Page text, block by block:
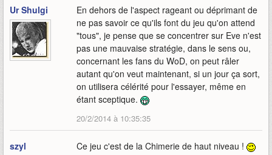
Ur Shulgi
En dehors de l'aspect rageant ou déprimant de
ne pas savoir ce qu'ils font du jeu qu'on attend
"tous", je pense que se concentrer sur Eve n'est
pas une mauvaise stratégie, dans le sens ou,
concernant les fans du WoD, on peut râler
autant qu'on veut maintenant, si un jour ça sort,
on utilisera célérité pour l'essayer, même en
étant sceptique.
20/2/2014 à 10:35:35
szyl Ce jeu c'est de la Chimerie de haut niveau !